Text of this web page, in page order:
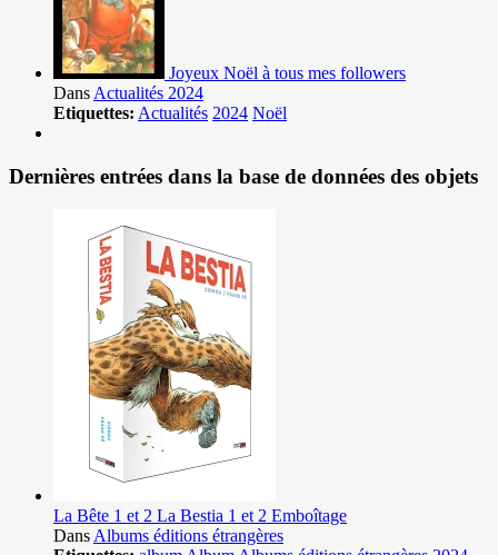
Joyeux Noël à tous mes followers
Dans Actualités 2024
Etiquettes: Actualités 2024 Noël
Dernières entrées dans la base de données des objets
La Bête 1 et 2 La Bestia 1 et 2 Emboîtage
Dans Albums éditions étrangères